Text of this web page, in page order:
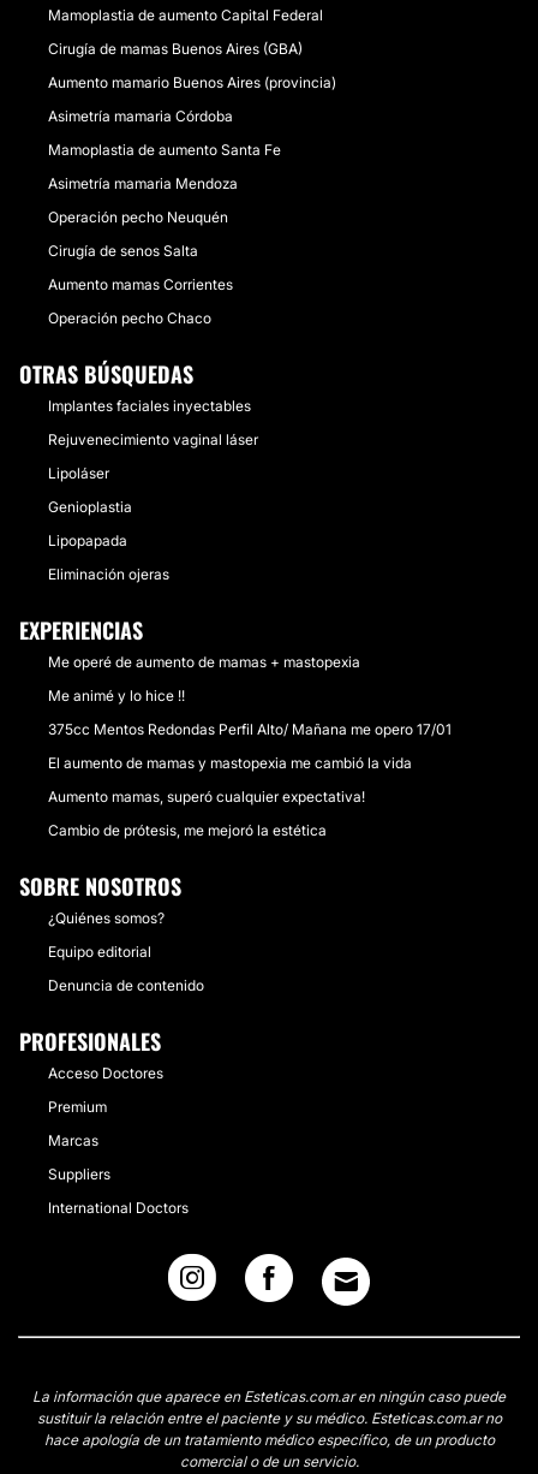
Mamoplastia de aumento Capital Federal
Cirugía de mamas Buenos Aires (GBA)
Aumento mamario Buenos Aires (provincia)
Asimetría mamaria Córdoba
Mamoplastia de aumento Santa Fe
Asimetría mamaria Mendoza
Operación pecho Neuquén
Cirugía de senos Salta
Aumento mamas Corrientes
Operación pecho Chaco
OTRAS BÚSQUEDAS
Implantes faciales inyectables
Rejuvenecimiento vaginal láser
Lipoláser
Genioplastia
Lipopapada
Eliminación ojeras
EXPERIENCIAS
Me operé de aumento de mamas + mastopexia
Me animé y lo hice !!
375cc Mentos Redondas Perfil Alto/ Mañana me opero 17/01
El aumento de mamas y mastopexia me cambió la vida
Aumento mamas, superó cualquier expectativa!
Cambio de prótesis, me mejoró la estética
SOBRE NOSOTROS
¿Quiénes somos?
Equipo editorial
Denuncia de contenido
PROFESIONALES
Acceso Doctores
Premium
Marcas
Suppliers
International Doctors
La información que aparece en Esteticas.com.ar en ningún caso puede
sustituir la relación entre el paciente y su médico. Esteticas.com.ar no
hace apología de un tratamiento médico específico, de un producto
comercial o de un servicio.